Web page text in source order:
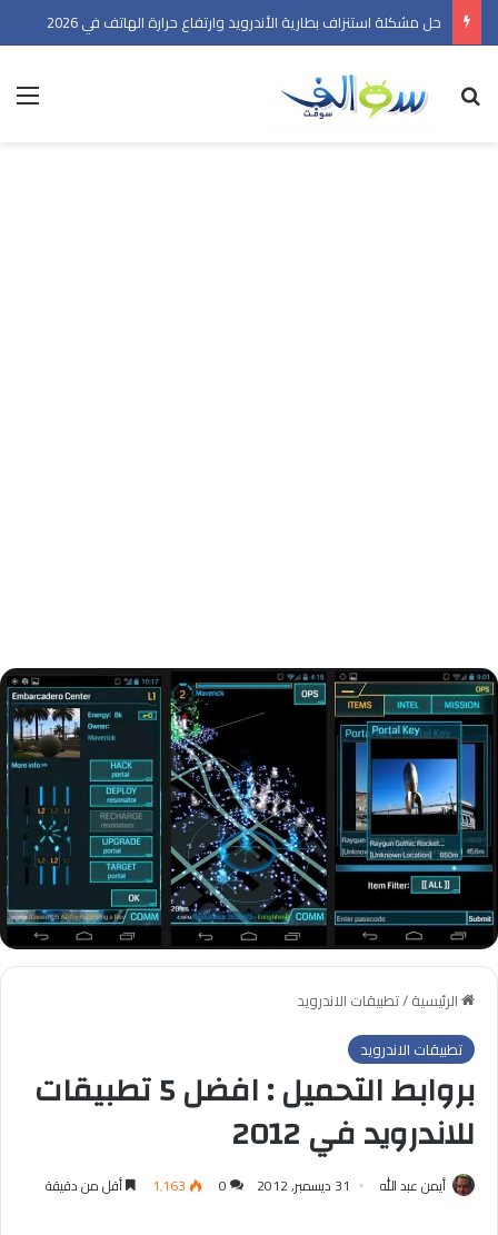
حل مشكلة استنزاف بطارية الأندرويد وارتفاع حرارة الهاتف في 2026
بحث عن
الرئيسية/تطبيقات الاندرويد
تطبيقات الاندرويد
بروابط التحميل : افضل 5 تطبيقات
للاندرويد في 2012
أيمن عبد الله 31 ديسمبر, 2012 0 1٬163 أقل من دقيقة